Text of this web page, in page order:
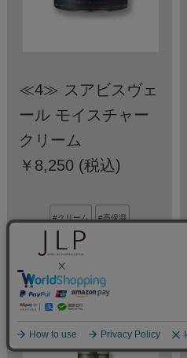
≪4≫ スアビスヴェ
ール モイスチャー
クリーム
￥8,250 (税込)
#クリーム #高保湿
#ジェンダーレス
#スアビスヴェール